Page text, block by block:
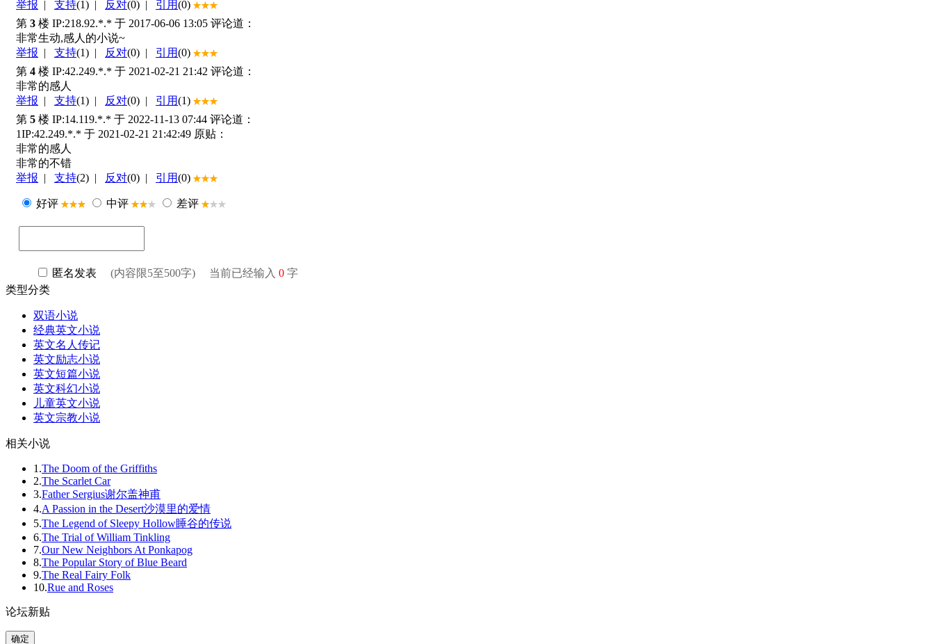
类型分类
双语小说
经典英文小说
英文名人传记
英文励志小说
英文短篇小说
英文科幻小说
儿童英文小说
英文宗教小说
相关小说
1.The Doom of the Griffiths
2.The Scarlet Car
3.Father Sergius谢尔盖神甫
4.A Passion in the Desert沙漠里的爱情
5.The Legend of Sleepy Hollow睡谷的传说
6.The Trial of William Tinkling
7.Our New Neighbors At Ponkapog
8.The Popular Story of Blue Beard
9.The Real Fairy Folk
10.Rue and Roses
论坛新贴